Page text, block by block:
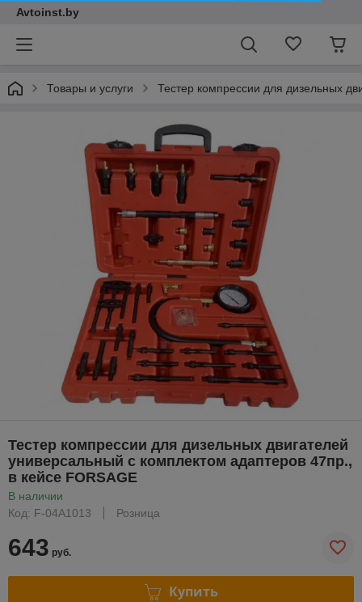
Avtoinst.by
Товары и услуги Тестер компрессии для дизельных
Тестер компрессии для дизельных двигателей
универсальный с комплектом адаптеров 47пр.,
в кейсе FORSAGE
В наличии
Код: F-04A1013
Розница
643 руб.
Купить